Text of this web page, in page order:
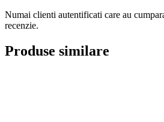
Numai clienti autentificati care au
recenzie.
Produse similare